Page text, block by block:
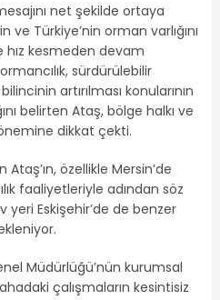
net şekilde ortaya
ve Türkiye’nin orman varlığını
hız kesmeden devam
sürdürülebilir
artırılması konularının
belirten Ataş, bölge halkı ve
dikkat çekti.
özellikle Mersin’de
faaliyetleriyle adından söz
Eskişehir’de de benzer
Müdürlüğü’nün kurumsal
çalışmaların kesintisiz